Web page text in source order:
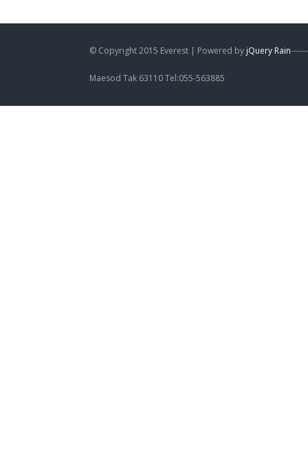
© Copyright 2015 Everest | Powered by jQuery Rain
Maesod Tak 63110 Tel:055-563885